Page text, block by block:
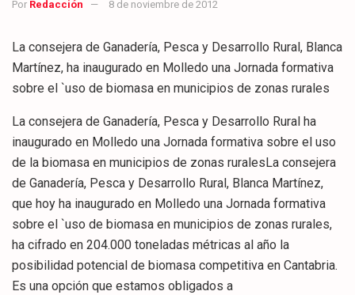
Por Redacción 8 de noviembre de 2012
La consejera de Ganadería, Pesca y Desarrollo Rural, Blanca
Martínez, ha inaugurado en Molledo una Jornada formativa
sobre el `uso de biomasa en municipios de zonas rurales
La consejera de Ganadería, Pesca y Desarrollo Rural ha
inaugurado en Molledo una Jornada formativa sobre el uso
de la biomasa en municipios de zonas ruralesLa consejera
de Ganadería, Pesca y Desarrollo Rural, Blanca Martínez,
que hoy ha inaugurado en Molledo una Jornada formativa
sobre el `uso de biomasa en municipios de zonas rurales,
ha cifrado en 204.000 toneladas métricas al año la
posibilidad potencial de biomasa competitiva en Cantabria.
Es una opción que estamos obligados a